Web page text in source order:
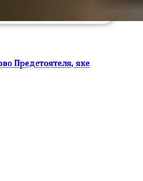
Предстоятеля, яке